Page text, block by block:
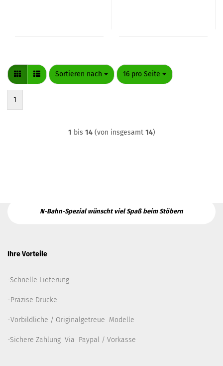
Sortieren nach
Sortieren nach 16 pro Seite
pro Seite
1
1 bis 14(von insgesamt 14)
N-Bahn-Spezial wünscht viel Spaß beim Stöbern
Ihre Vorteile
-Schnelle Lieferung
-Präzise Drucke
-Vorbildliche / Originalgetreue Modelle
-Sichere Zahlung Via Paypal / Vorkasse